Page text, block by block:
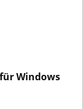
Windows